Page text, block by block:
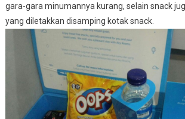
gara-gara minumannya kurang, selain snack
yang diletakkan disamping kotak snack.